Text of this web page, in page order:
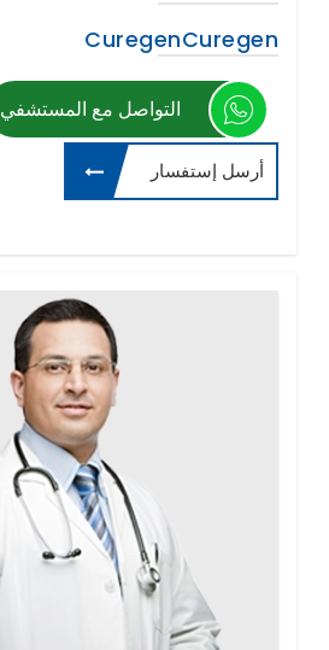
CuregenCuregen
التواصل مع المستشفي
أرسل إستفسار